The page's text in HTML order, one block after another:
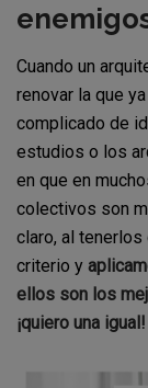
Cuando un
renovar la que
complicado de
estudios o los
en que en
colectivos son
claro, al
criterio y
ellos son los
¡quiero una igual!